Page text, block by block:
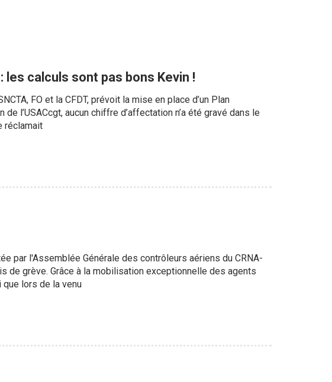
calculs sont pas bons Kevin !
FO et la CFDT, prévoit la mise en place d’un Plan
l’USACcgt, aucun chiffre d’affectation n’a été gravé dans le
réclamait
par l'Assemblée Générale des contrôleurs aériens du CRNA-
de grève. Grâce à la mobilisation exceptionnelle des agents
lors de la venu